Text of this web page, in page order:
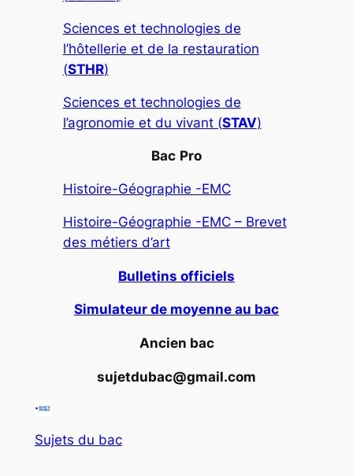
Sciences et technologies de
l’hôtellerie et de la restauration
(STHR)
Sciences et technologies de
l’agronomie et du vivant (STAV)
Bac Pro
Histoire-Géographie -EMC
Histoire-Géographie -EMC – Brevet
des métiers d’art
Bulletins officiels
Simulateur de moyenne au bac
Ancien bac
sujetdubac@gmail.com
Sujets du bac